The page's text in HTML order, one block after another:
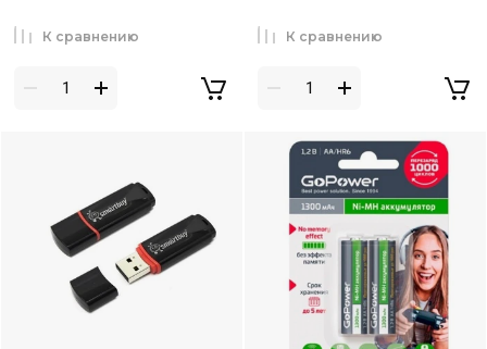
К сравнению К сравнению